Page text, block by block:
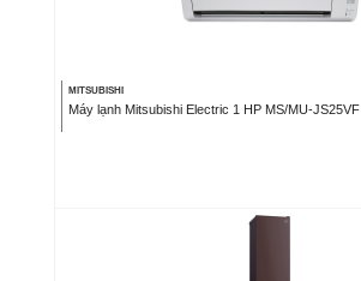
MITSUBISHI
Máy lạnh Mitsubishi Electric 1 HP MS/MU-JS25VF